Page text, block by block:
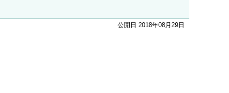
公開日 2018年08月29日